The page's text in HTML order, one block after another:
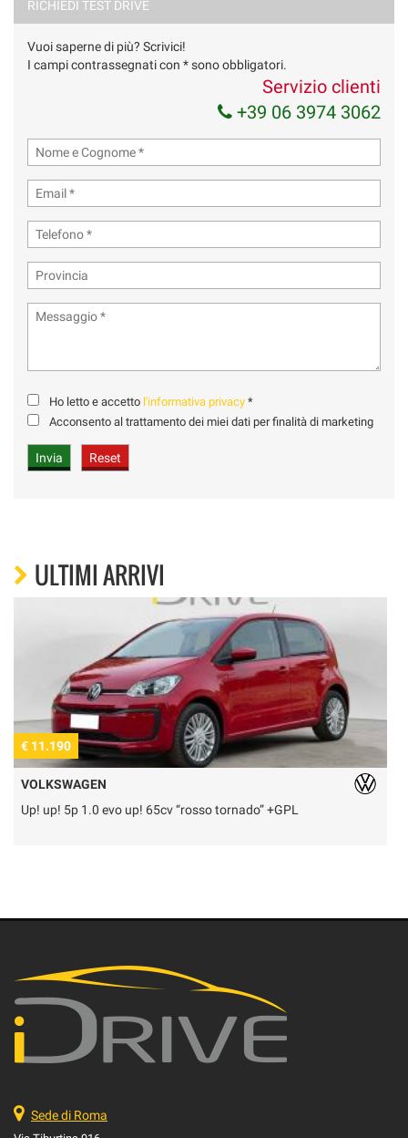
RICHIEDI TEST DRIVE
Vuoi saperne di più? Scrivici!
I campi contrassegnati con * sono obbligatori.
Servizio clienti
+39 06 3974 3062
Ho letto e accetto l'informativa privacy *
Acconsento al trattamento dei miei dati per finalità di marketing
ULTIMI ARRIVI
€ 11.190
VOLKSWAGEN
Up! up! 5p 1.0 evo up! 65cv “rosso tornado” +GPL
Sede di Roma